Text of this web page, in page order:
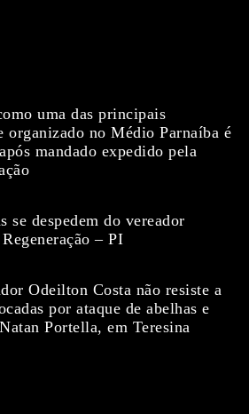
uma das principais
organizado no Médio Parnaíba é
mandado expedido pela
se despedem do vereador
– PI
Odeilton Costa não resiste a
por ataque de abelhas e
Portella, em Teresina